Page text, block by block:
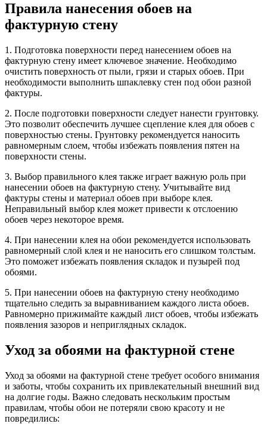
Правила нанесения обоев на
фактурную стену
1. Подготовка поверхности перед нанесением обоев на
фактурную стену имеет ключевое значение. Необходимо
очистить поверхность от пыли, грязи и старых обоев. При
необходимости выполнить шпаклевку стен под обои разной
фактуры.
2. После подготовки поверхности следует нанести грунтовку.
Это позволит обеспечить лучшее сцепление клея для обоев с
поверхностью стены. Грунтовку рекомендуется наносить
равномерным слоем, чтобы избежать появления пятен на
поверхности стены.
3. Выбор правильного клея также играет важную роль при
нанесении обоев на фактурную стену. Учитывайте вид
фактуры стены и материал обоев при выборе клея.
Неправильный выбор клея может привести к отслоению
обоев через некоторое время.
4. При нанесении клея на обои рекомендуется использовать
равномерный слой клея и не наносить его слишком толстым.
Это поможет избежать появления складок и пузырей под
обоями.
5. При нанесении обоев на фактурную стену необходимо
тщательно следить за выравниванием каждого листа обоев.
Равномерно прижимайте каждый лист обоев, чтобы избежать
появления зазоров и неприглядных складок.
Уход за обоями на фактурной стене
Уход за обоями на фактурной стене требует особого внимания
и заботы, чтобы сохранить их привлекательный внешний вид
на долгие годы. Важно следовать нескольким простым
правилам, чтобы обои не потеряли свою красоту и не
повредились: